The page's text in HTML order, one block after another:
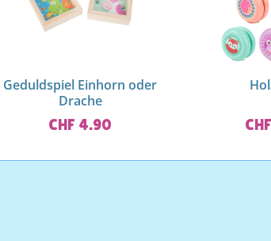
Geduldspiel Einhorn oder
Drache
CHF 4.90